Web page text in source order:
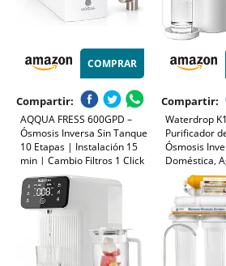
COMPRAR
Compartir:
AQQUA FRESS 600GPD –
Ósmosis Inversa Sin Tanque
10 Etapas | Instalación 15
min | Cambio Filtros 1 Click
| Funciona con o sin
Electricidad y Desagüe |
Marca España
Compartir:
Waterdrop
Purificador
Ósmosis
Doméstica,
Dispensador,
Agua
95°C